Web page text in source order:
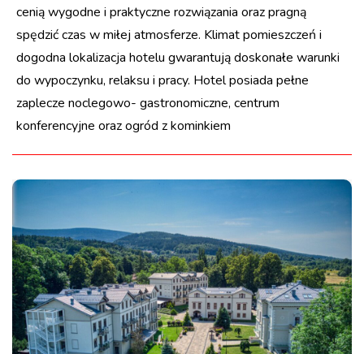
cenią wygodne i praktyczne rozwiązania oraz pragną
spędzić czas w miłej atmosferze. Klimat pomieszczeń i
dogodna lokalizacja hotelu gwarantują doskonałe warunki
do wypoczynku, relaksu i pracy. Hotel posiada pełne
zaplecze noclegowo- gastronomiczne, centrum
konferencyjne oraz ogród z kominkiem